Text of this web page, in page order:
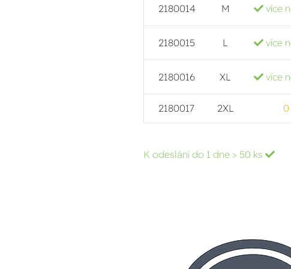
2180014 M více
2180015 L více
2180016 XL více
2180017 2XL 0
K odeslání do 1 dne > 50 ks